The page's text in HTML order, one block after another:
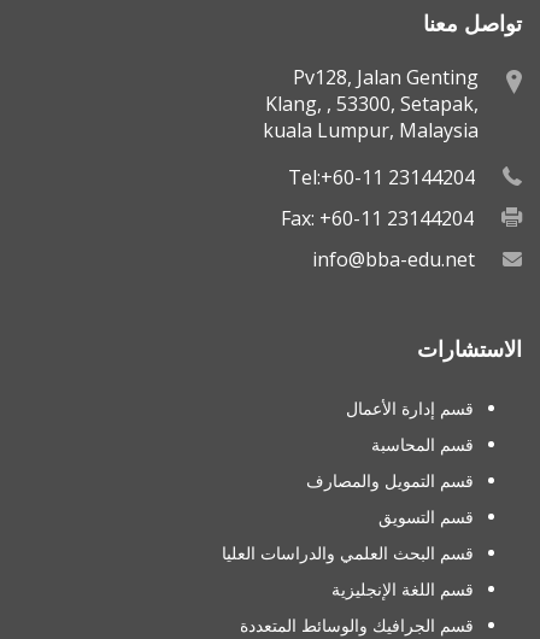
تواصل معنا
Pv128, Jalan Genting
Klang, , 53300, Setapak,
kuala Lumpur, Malaysia
Tel:+60-11 23144204
Fax: +60-11 23144204
info@bba-edu.net
الاستشارات
قسم إدارة الأعمال
قسم المحاسبة
قسم التمويل والمصارف
قسم التسويق
قسم البحث العلمي والدراسات العليا
قسم اللغة الإنجليزية
قسم الجرافيك والوسائط المتعددة